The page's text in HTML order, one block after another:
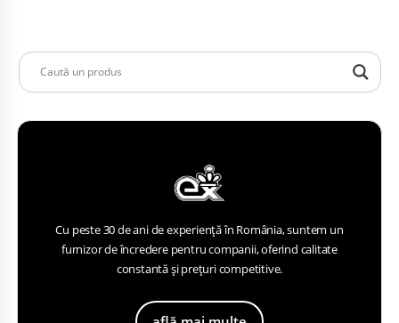
Cu peste 30 de ani de experiență în România, suntem un
furnizor de încredere pentru companii, oferind calitate
constantă și prețuri competitive.